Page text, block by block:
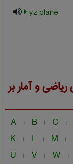
yz plane
ریاضی و آماربر
A | B | C |
K | L | M |
U | V | W |